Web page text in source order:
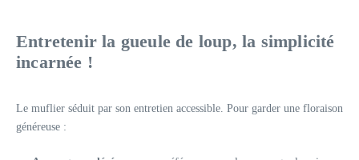
Entretenir la gueule de loup, la simplicité
incarnée !
Le muflier séduit par son entretien accessible. Pour garder une floraison
généreuse :